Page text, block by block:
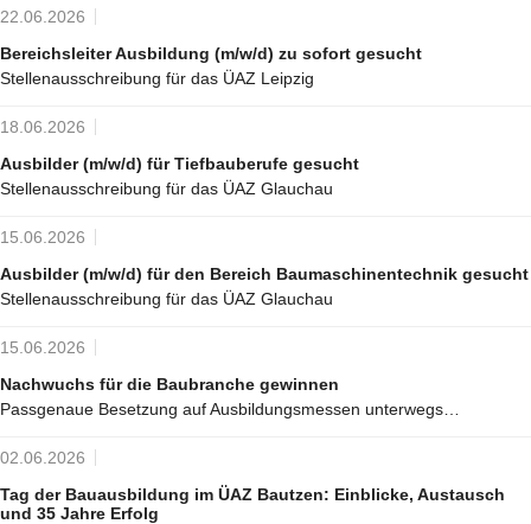
22.06.2026
Bereichsleiter Ausbildung (m/w/d) zu sofort gesucht
Stellenausschreibung für das ÜAZ Leipzig
18.06.2026
Ausbilder (m/w/d) für Tiefbauberufe gesucht
Stellenausschreibung für das ÜAZ Glauchau
15.06.2026
Ausbilder (m/w/d) für den Bereich Baumaschinentechnik gesucht
Stellenausschreibung für das ÜAZ Glauchau
15.06.2026
Nachwuchs für die Baubranche gewinnen
Passgenaue Besetzung auf Ausbildungsmessen unterwegs…
02.06.2026
Tag der Bauausbildung im ÜAZ Bautzen: Einblicke, Austausch
und 35 Jahre Erfolg